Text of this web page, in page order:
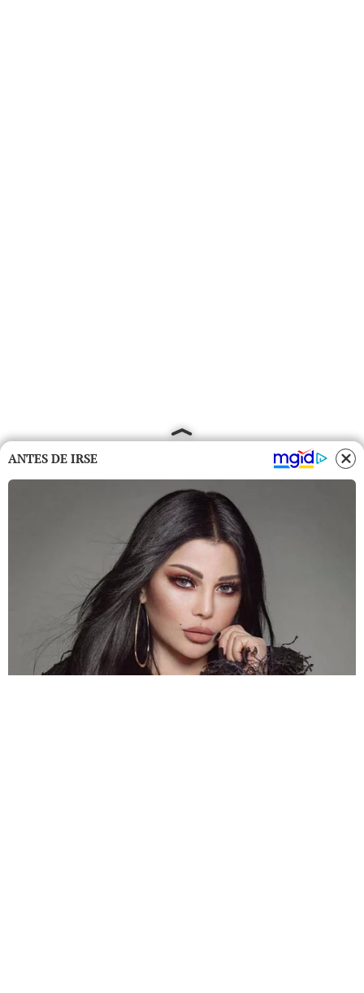
ANTES DE IRSE